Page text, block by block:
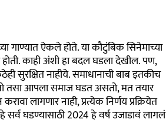
गाण्यात ऐकले होते. या कौटुंबिक सिनेमाच्या
काही अंशी हा बदल घडला देखील. पण,
सुरक्षित नाहीये. समाधानाची बाब इतकीच
तसा आपला समाज घडत असतो,मत तयार
लागणार नाही,प्रत्येक निर्णय प्रक्रियेत
घडण्यासाठी2024हे वर्ष उजाडावं लागलं